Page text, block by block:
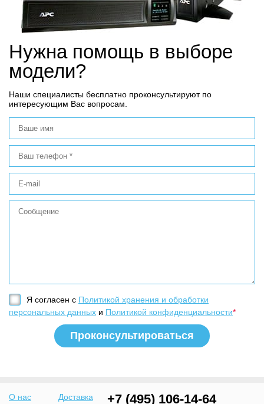
Нужна помощь в выборе
модели?
Наши специалисты бесплатно проконсультируют по
интересующим Вас вопросам.
Я согласен с Политикой хранения и обработки
персональных данных и Политикой конфиденциальности*
О нас
Доставка
+7 (495) 106-14-64